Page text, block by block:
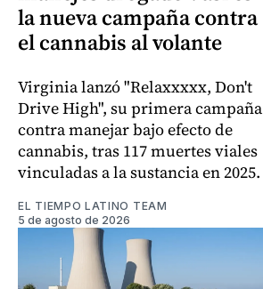
la nueva campaña contra
el cannabis al volante
Virginia lanzó "Relaxxxxx, Don't
Drive High", su primera campaña
contra manejar bajo efecto de
cannabis, tras 117 muertes viales
vinculadas a la sustancia en 2025.
EL TIEMPO LATINO TEAM
5 de agosto de 2026